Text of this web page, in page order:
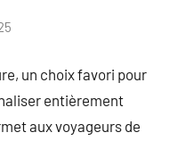
un choix favori pour
entièrement
aux voyageurs de